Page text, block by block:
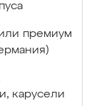
премиум
карусели